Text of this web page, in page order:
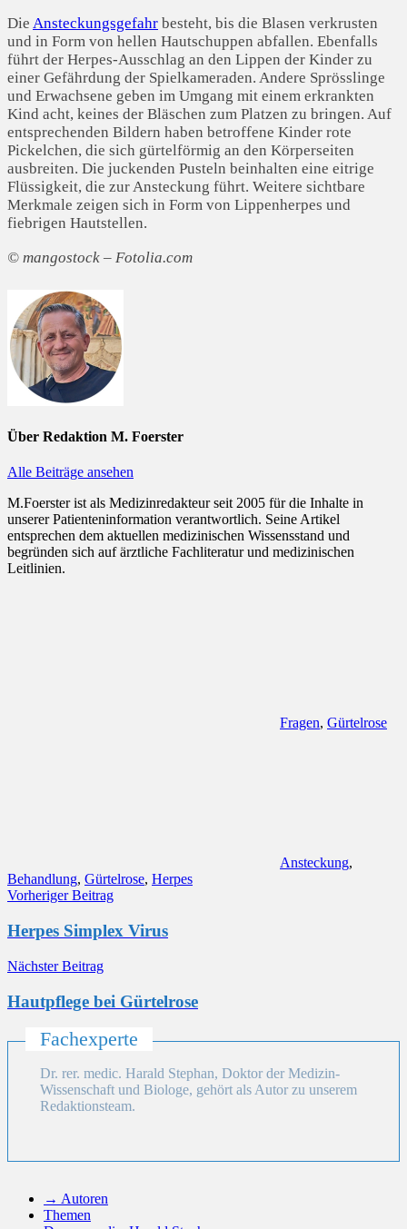
Die Ansteckungsgefahr besteht, bis die Blasen verkrusten
und in Form von hellen Hautschuppen abfallen. Ebenfalls
führt der Herpes-Ausschlag an den Lippen der Kinder zu
einer Gefährdung der Spielkameraden. Andere Sprösslinge
und Erwachsene geben im Umgang mit einem erkrankten
Kind acht, keines der Bläschen zum Platzen zu bringen. Auf
entsprechenden Bildern haben betroffene Kinder rote
Pickelchen, die sich gürtelförmig an den Körperseiten
ausbreiten. Die juckenden Pusteln beinhalten eine eitrige
Flüssigkeit, die zur Ansteckung führt. Weitere sichtbare
Merkmale zeigen sich in Form von Lippenherpes und
fiebrigen Hautstellen.
© mangostock – Fotolia.com
Über Redaktion M. Foerster
Alle Beiträge ansehen
M.Foerster ist als Medizinredakteur seit 2005 für die Inhalte in
unserer Patienteninformation verantwortlich. Seine Artikel
entsprechen dem aktuellen medizinischen Wissensstand und
begründen sich auf ärztliche Fachliteratur und medizinischen
Leitlinien.
Fragen, Gürtelrose
Ansteckung,
Behandlung, Gürtelrose, Herpes
Beitragsnavigation
Vorheriger Beitrag
Herpes Simplex Virus
Nächster Beitrag
Hautpflege bei Gürtelrose
Fachexperte
Dr. rer. medic. Harald Stephan, Doktor der Medizin-
Wissenschaft und Biologe, gehört als Autor zu unserem
Redaktionsteam.
→ Autoren
Themen